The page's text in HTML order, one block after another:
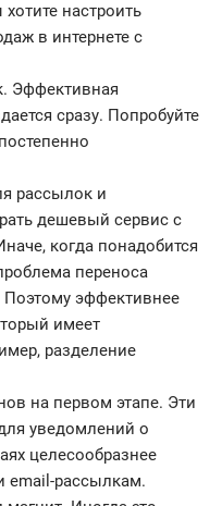
настроить
в интернете с
Эффективная
сразу. Попробуйте
рассылок и
дешевый сервис с
когда понадобится
переноса
Поэтому эффективнее
имеет
разделение
на первом этапе. Эти
уведомлений о
целесообразнее
email-рассылкам.